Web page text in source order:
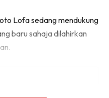
Lofa sedang mendukung
baru sahaja dilahirkan